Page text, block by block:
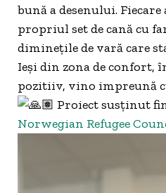
bună a desenului. Fiecare
propriul set de cană cu
diminețile de vară care
Ieși din zona de confort,
pozitiiv, vino impreună
Proiect susținut
Norwegian Refugee